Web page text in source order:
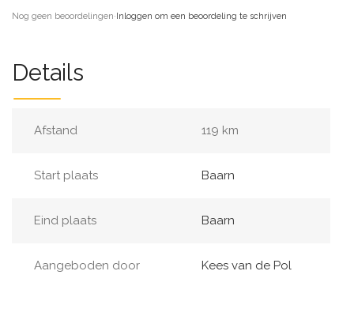
Nog geen beoordelingen·Inloggen om een beoordeling te schrijven
Details
Afstand 119 km
Start plaats Baarn
Eind plaats Baarn
Aangeboden door Kees van de Pol